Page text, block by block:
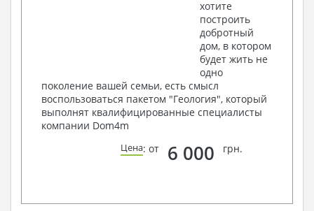
хотите
построить
добротный
дом, в котором
будет жить не
одно
поколение вашей семьи, есть смысл
воспользоваться пакетом "Геология", который
выполнят квалифицированные специалисты
компании Dom4m
Цена: от 6 000 грн.